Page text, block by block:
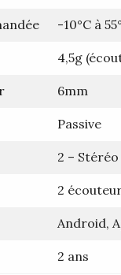
-10°C à
4,5g
6mm
Passive
2 – Stéréo
2
Android,
2 ans